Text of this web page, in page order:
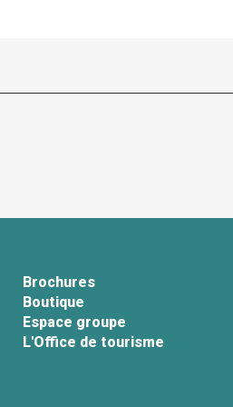
Brochures
Boutique
Espace groupe
L'Office de tourisme